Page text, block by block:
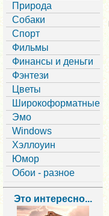
Природа
Собаки
Спорт
Фильмы
Финансы и деньги
Фэнтези
Цветы
Широкоформатные
Эмо
Windows
Хэллоуин
Юмор
Обои - разное
Это интересно...